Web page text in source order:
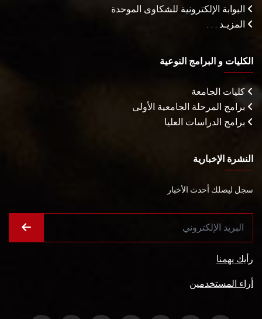
البوابة الإلكترونية للشكاوى الموحدة
المزيـد . . .
الكليات و البرامج النوعية
كليات الجامعة
برامج المرحلة الجامعية الأولى
برامج الدراسات العليا
النشرة الإخبارية
سجل ليصلك أحدث الأخبار
رأيك يهمنا
أراء المستخدمين